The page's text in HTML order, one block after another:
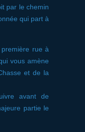
par le chemin
qui part à
rue à
vous amène
et de la
avant de
partie le